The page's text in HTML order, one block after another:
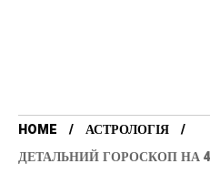
HOME
АСТРОЛОГІЯ
ДЕТАЛЬНИЙ ГОРОСКОП НА